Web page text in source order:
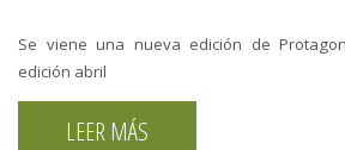
Se viene una nueva edición de
edición abril
LEER MÁS